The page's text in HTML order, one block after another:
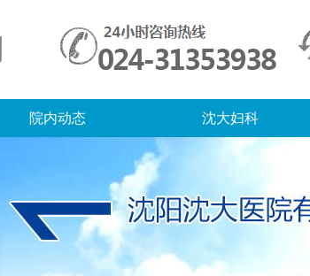
院内动态 沈大妇科